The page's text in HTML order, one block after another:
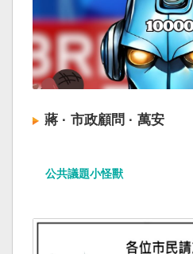
蔣 · 市政顧問 · 萬安
公共議題小怪獸